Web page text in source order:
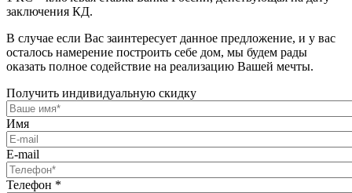
заключения КД.
В случае если Вас заинтересует данное предложение, и у вас
осталось намерение построить себе дом, мы будем рады
оказать полное содействие на реализацию Вашей мечты.
Получить индивидуальную скидку
Имя
E-mail
Телефон *